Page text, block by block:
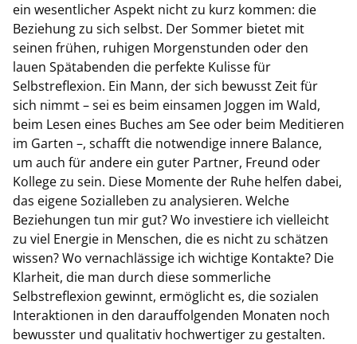
ein wesentlicher Aspekt nicht zu kurz kommen: die
Beziehung zu sich selbst. Der Sommer bietet mit
seinen frühen, ruhigen Morgenstunden oder den
lauen Spätabenden die perfekte Kulisse für
Selbstreflexion. Ein Mann, der sich bewusst Zeit für
sich nimmt – sei es beim einsamen Joggen im Wald,
beim Lesen eines Buches am See oder beim Meditieren
im Garten –, schafft die notwendige innere Balance,
um auch für andere ein guter Partner, Freund oder
Kollege zu sein. Diese Momente der Ruhe helfen dabei,
das eigene Sozialleben zu analysieren. Welche
Beziehungen tun mir gut? Wo investiere ich vielleicht
zu viel Energie in Menschen, die es nicht zu schätzen
wissen? Wo vernachlässige ich wichtige Kontakte? Die
Klarheit, die man durch diese sommerliche
Selbstreflexion gewinnt, ermöglicht es, die sozialen
Interaktionen in den darauffolgenden Monaten noch
bewusster und qualitativ hochwertiger zu gestalten.